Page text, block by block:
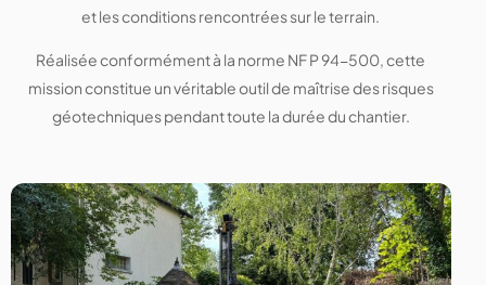
et les conditions rencontrées sur le terrain.
Réalisée conformément à la norme NF P 94-500, cette
mission constitue un véritable outil de maîtrise des risques
géotechniques pendant toute la durée du chantier.